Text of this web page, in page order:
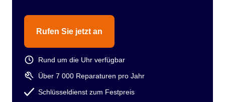
Rufen Sie jetzt an
Rund um die Uhr verfügbar
Über 7 000 Reparaturen pro Jahr
Schlüsseldienst zum Festpreis